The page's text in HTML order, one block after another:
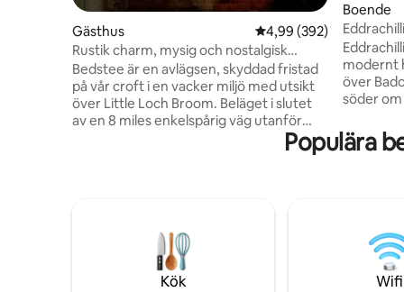
Gästhus 4,99 av 5 i
4,99 (392)
Rustik charm, mysig och nostalgisk
Bedstee för 2
Bedstee är en avlägsen, skyddad fristad
på vår croft i en vacker miljö med utsikt
över Little Loch Broom. Beläget i slutet
av en 8 miles enkelspårig väg utanför
NC500, är det perfekt för att utforska
önskar vi att du kommer att uppleva en
unik vistelse i en underbar liten crofting
Boende
modernt
över
söder om
öppen
med
badrum
Populära
Kök Wifi